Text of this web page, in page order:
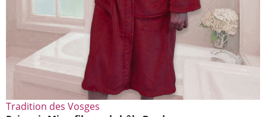
Tradi­tion des Vosges